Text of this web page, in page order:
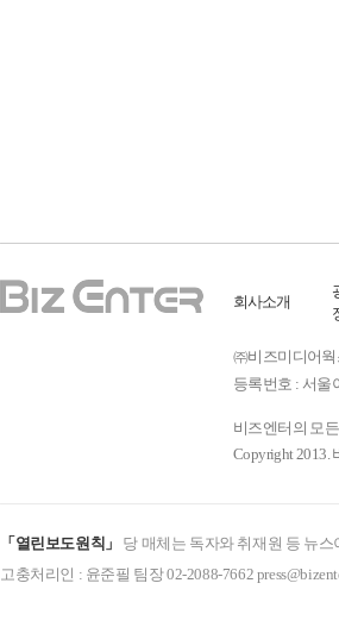
회사소개
㈜비즈미디어웍
등록번호 : 서울
비즈엔터의 모
Copyright 2013.
「열린보도원칙」
당 매체는 독자와 취재원 등 뉴
고충처리인 : 윤준필 팀장 02-2088-7662